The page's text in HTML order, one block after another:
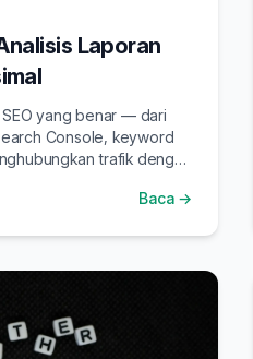
Laporan
yang benar — dari
Console, keyword
trafik dengan
Baca →